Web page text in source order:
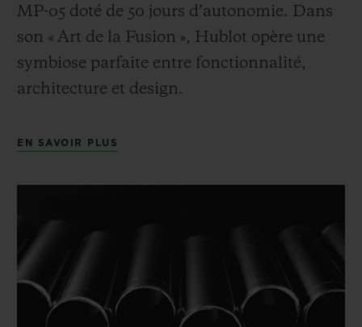
MP-05 doté de 50 jours d’autonomie. Dans
son « Art de la Fusion », Hublot opère une
symbiose parfaite entre fonctionnalité,
architecture et design.
EN SAVOIR PLUS